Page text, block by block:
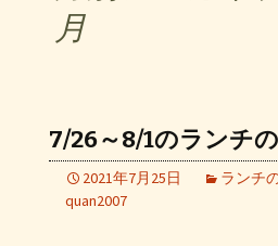
月
7/26～8/1のランチ
2021年7月25日
ランチ
quan2007